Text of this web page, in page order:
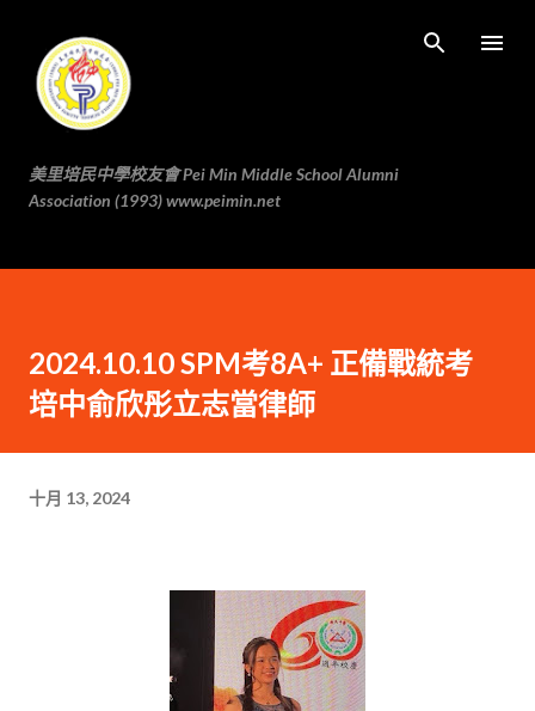
美里培民中學校友會 Pei Min Middle School Alumni
Association (1993) www.peimin.net
2024.10.10 SPM考8A+ 正備戰統考
培中俞欣彤立志當律師
十月 13, 2024